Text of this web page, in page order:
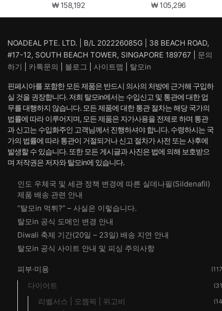
₩158,192 ₩105,296
NOADEAL PTE. LTD. | B/L 202226085G | 38 BEACH ROAD,
#17-12, SOUTH BEACH TOWER, SINGAPORE 189767 | 문의
하기
카톡문의 블로그 사이트맵 탈모in
핀페시아를 포함한 모든 제품은 반드시 의사의 처방에 근거해 구입하
실 것을 권장합니다. 저희 탈모in에서는 수입신고 및 통관에 대한 업
무를 대행하지 않습니다. 모든 제품에 대한 통관 절차는 해당 국가의
법률에 따라 이루어지며, 모든 제품은 자가사용을 전제로 하며 통관
과 신고는 수입화주인 고객님께서 진행하셔야 합니다. 수령하시는 국
가의 법률에 따라 통관이 거절되거나 신고 절차가 사전 또는 사후에
발생할 수 있습니다. 또한 모든 게시글과 사진은 법에 의해 보호받으
며 저작권은 저자와 탈모in에 있습니다.
인도 우체국 및 세관 정책 변경에 따른 실데나필(Sildenafil)
제품 배송 관련 안내
“탈모in 먹튀?” – 사실은 이렇습니다.
탈모in 공식 도메인 변경 안내
Diwali 축제 기간(20일 – 23일) 배송 지연 안내
탈모in 공식 사이트 안내 및 피싱 주의사항
피부·미용
다이어트
리벨서스 | 오젬픽 | 위고비